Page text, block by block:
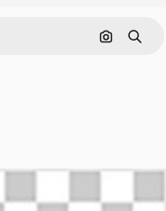
Поиск по
Поиск